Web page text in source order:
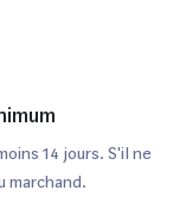
14 jours. S'il ne
marchand.